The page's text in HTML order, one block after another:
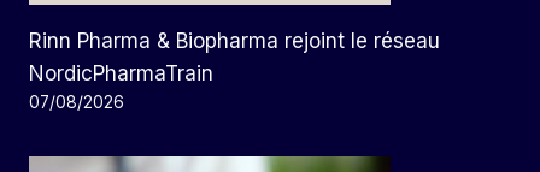
Rinn Pharma & Biopharma rejoint le réseau
NordicPharmaTrain
07/08/2026